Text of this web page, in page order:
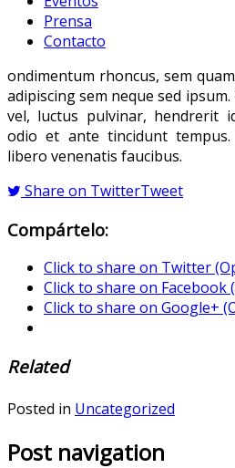
Prensa
Contacto
ondimentum rhoncus, sem
adipiscing sem neque sed
vel, luctus pulvinar, hendrerit
odio et ante tincidunt
libero venenatis faucibus.
Share on TwitterTweet
Compártelo:
Click to share on Twitter
Click to share on Facebook
Click to share on Google+
Related
Posted in Uncategorized
Post navigation